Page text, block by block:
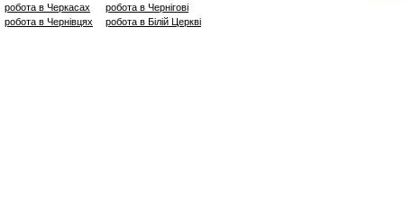
робота в Черкасах
робота в Чернівцях
робота в Чернігові
робота в Білій Церкві